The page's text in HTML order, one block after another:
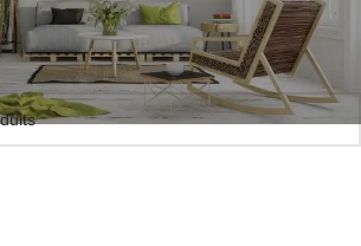
l’espace/Meubles pliables
à votre sélection.